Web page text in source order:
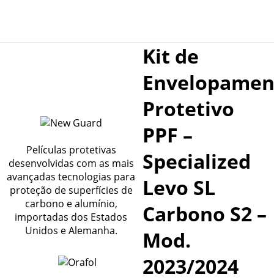
Kit de
Protetivo
PPF –
Specialized
Levo SL
Carbono S2 –
Mod.
2023/2024
Películas protetivas
desenvolvidas com as mais
avançadas tecnologias para
proteção de superfícies de
carbono e alumínio,
importadas dos Estados
Unidos e Alemanha.